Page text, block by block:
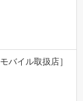
バイル取扱店］